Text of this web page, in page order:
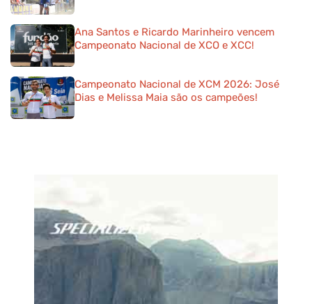
Ana Santos e Ricardo Marinheiro vencem
Campeonato Nacional de XCO e XCC!
Campeonato Nacional de XCM 2026: José
Dias e Melissa Maia são os campeões!